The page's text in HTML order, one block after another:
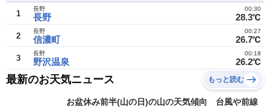
1 長野
長野
28.3℃
00:30
2 信濃町
長野
26.7℃
00:27
3 野沢温泉
長野
26.2℃
00:18
最新のお天気ニュース もっと読む
お盆休み前半(山の日)の山の天気傾向 台風や前線